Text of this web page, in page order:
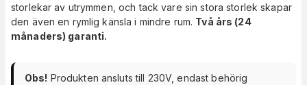
storlekar av utrymmen, och tack vare sin stora storlek skapar
den även en rymlig känsla i mindre rum. Två års (24
månaders) garanti.
Obs! Produkten ansluts till 230V, endast behörig